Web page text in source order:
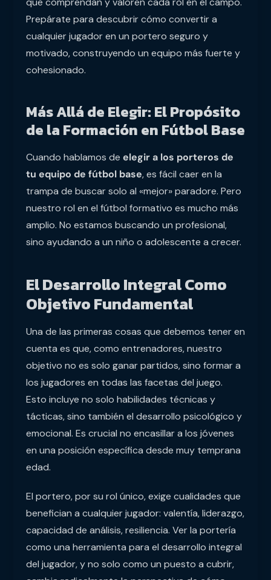
Prepárate para descubrir cómo convertir a
cualquier jugador en un portero seguro y
motivado, construyendo un equipo más fuerte y
cohesionado.
Más Allá de Elegir: El Propósito
de la Formación en Fútbol Base
Cuando hablamos de elegir a los porteros de
tu equipo de fútbol base, es fácil caer en la
trampa de buscar solo al «mejor» paradore. Pero
nuestro rol en el fútbol formativo es mucho más
amplio. No estamos buscando un profesional,
sino ayudando a un niño o adolescente a crecer.
El Desarrollo Integral Como
Objetivo Fundamental
Una de las primeras cosas que debemos tener en
cuenta es que, como entrenadores, nuestro
objetivo no es solo ganar partidos, sino formar a
los jugadores en todas las facetas del juego.
Esto incluye no solo habilidades técnicas y
tácticas, sino también el desarrollo psicológico y
emocional. Es crucial no encasillar a los jóvenes
en una posición específica desde muy temprana
edad.
El portero, por su rol único, exige cualidades que
benefician a cualquier jugador: valentía, liderazgo,
capacidad de análisis, resiliencia. Ver la portería
como una herramienta para el desarrollo integral
del jugador, y no solo como un puesto a cubrir,